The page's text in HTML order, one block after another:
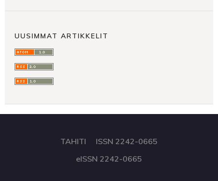
UUSIMMAT ARTIKKELIT
TAHITI ISSN 2242-0665
eISSN 2242-0665